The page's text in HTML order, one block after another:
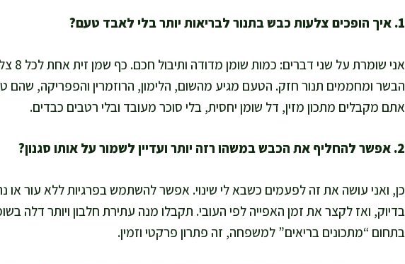
1. איך הופכים צלעות כבש בתנור לבריאות יותר בלי לאבד טעם?
אני
הבשר ומחממים תנור חזק. הטעם מגיע מהשום, הלימון, הרוזמרין והפפריקה, שהם
אתם מקבלים מתכון מזין, דל שומן יחסית, בלי סוכר מעובד ובלי רטבים כבדים.
2. אפשר להחליף את הכבש במשהו רזה יותר ועדיין לשמור על אותו סגנון?
כן, ואני עושה את זה לפעמים כשבא לי שינוי. אפשר להשתמש בפרגיות ללא עור או
בדיוק, ואז לקצר את זמן האפייה לפי העובי. תקבלו מנה עתירת חלבון ויותר דלה
בתחום “מתכונים בריאים” למשפחה, זה פתרון פרקטי וזמין.